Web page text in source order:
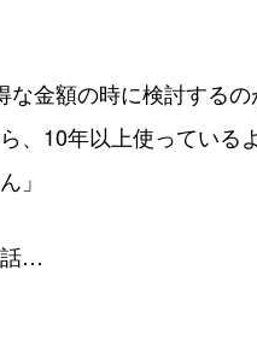
な金額の時に検討する
、10年以上使っている
」
話…